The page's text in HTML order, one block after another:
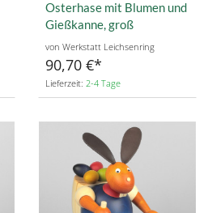
Osterhase mit Blumen und
Gießkanne, groß
von Werkstatt Leichsenring
90,70 €
Lieferzeit: 2-4 Tage